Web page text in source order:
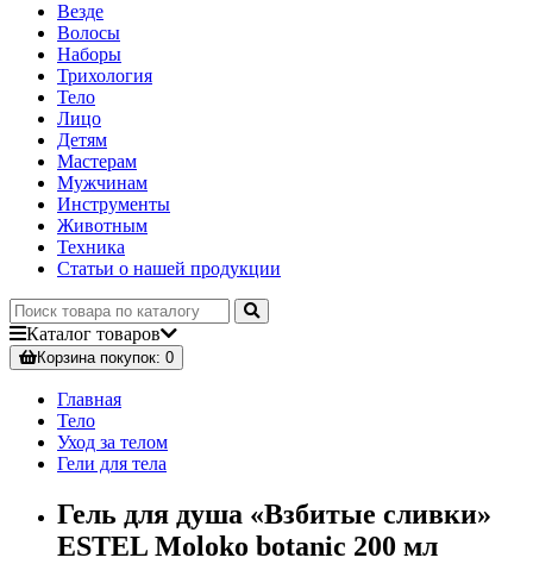
Везде
Волосы
Наборы
Трихология
Тело
Лицо
Детям
Мастерам
Мужчинам
Инструменты
Животным
Техника
Статьи о нашей продукции
Каталог товаров
Корзинапокупок: 0
Главная
Тело
Уход за телом
Гели для тела
Гель для душа «Взбитые сливки»
ESTEL Moloko botanic 200 мл